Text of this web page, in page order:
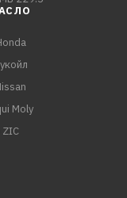
Moly